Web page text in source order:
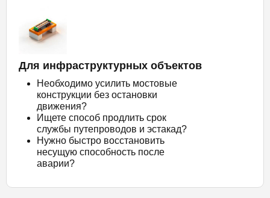
Для инфраструктурных объектов
Необходимо усилить мостовые
конструкции без остановки
движения?
Ищете способ продлить срок
службы путепроводов и эстакад?
Нужно быстро восстановить
несущую способность после
аварии?